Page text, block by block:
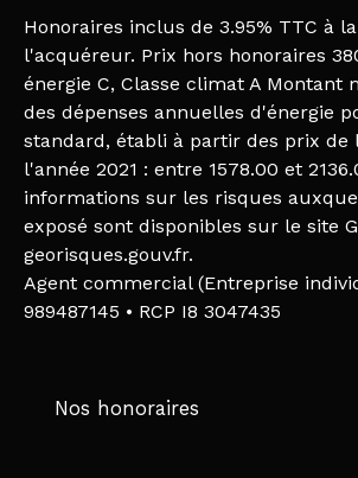
Honoraires inclus de 3.95% TTC à
l'acquéreur. Prix hors honoraires
énergie C, Classe climat A Montant
des dépenses annuelles d'énergie
standard, établi à partir des prix de
l'année 2021 : entre 1578.00 et
informations sur les risques
exposé sont disponibles sur le site
georisques.gouv.fr.
Agent commercial (Entreprise
989487145 • RCP I8 3047435
Nos honoraires